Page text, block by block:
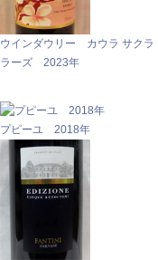
ウインダウリー カウラ サクラ
ラーズ 2023年
プピーユ 2018年